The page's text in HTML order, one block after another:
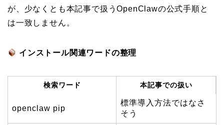
が、少なくとも本記事で扱うOpenClawの公式手順と
は一致しません。
インストール関連ワードの整理
検索ワード 本記事での扱い
openclaw pip
標準導入方法ではなさ
そう